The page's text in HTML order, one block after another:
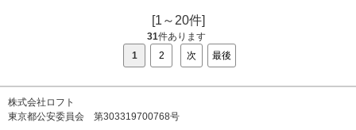
[1～20件]
31件あります
1
2 次 最後
株式会社ロフト
東京都公安委員会 第303319700768号